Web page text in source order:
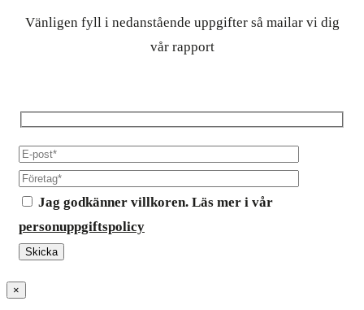
Vänligen fyll i nedanstående uppgifter så mailar vi dig
vår rapport
Jag godkänner villkoren. Läs mer i vår
personuppgiftspolicy
×